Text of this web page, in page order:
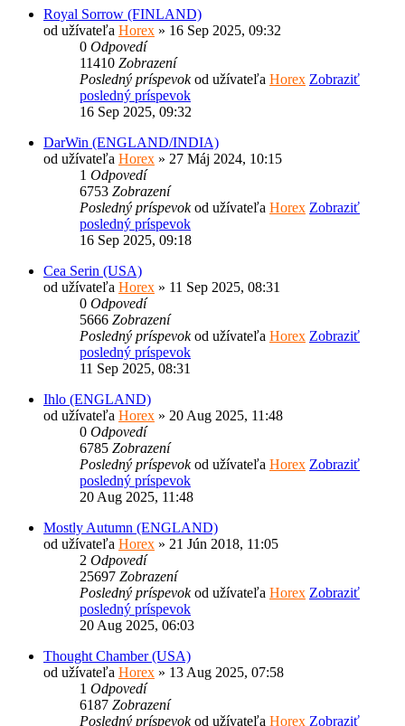
Royal Sorrow (FINLAND)
od užívateľa Horex » 16 Sep 2025, 09:32
0 Odpovedí
11410 Zobrazení
Posledný príspevokod užívateľa Horex Zobraziť
posledný príspevok
16 Sep 2025, 09:32
DarWin (ENGLAND/INDIA)
od užívateľa Horex » 27 Máj 2024, 10:15
1 Odpovedí
6753 Zobrazení
Posledný príspevokod užívateľa Horex Zobraziť
posledný príspevok
16 Sep 2025, 09:18
Cea Serin (USA)
od užívateľa Horex » 11 Sep 2025, 08:31
0 Odpovedí
5666 Zobrazení
Posledný príspevokod užívateľa Horex Zobraziť
posledný príspevok
11 Sep 2025, 08:31
Ihlo (ENGLAND)
od užívateľa Horex » 20 Aug 2025, 11:48
0 Odpovedí
6785 Zobrazení
Posledný príspevokod užívateľa Horex Zobraziť
posledný príspevok
20 Aug 2025, 11:48
Mostly Autumn (ENGLAND)
od užívateľa Horex » 21 Jún 2018, 11:05
2 Odpovedí
25697 Zobrazení
Posledný príspevokod užívateľa Horex Zobraziť
posledný príspevok
20 Aug 2025, 06:03
Thought Chamber (USA)
od užívateľa Horex » 13 Aug 2025, 07:58
1 Odpovedí
6187 Zobrazení
Posledný príspevokod užívateľa Horex Zobraziť